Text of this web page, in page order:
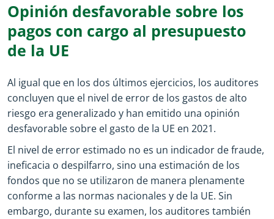
Opinión desfavorable sobre los
pagos con cargo al presupuesto
de la UE
Al igual que en los dos últimos ejercicios, los auditores
concluyen que el nivel de error de los gastos de alto
riesgo era generalizado y han emitido una opinión
desfavorable sobre el gasto de la UE en 2021.
El nivel de error estimado no es un indicador de fraude,
ineficacia o despilfarro, sino una estimación de los
fondos que no se utilizaron de manera plenamente
conforme a las normas nacionales y de la UE. Sin
embargo, durante su examen, los auditores también